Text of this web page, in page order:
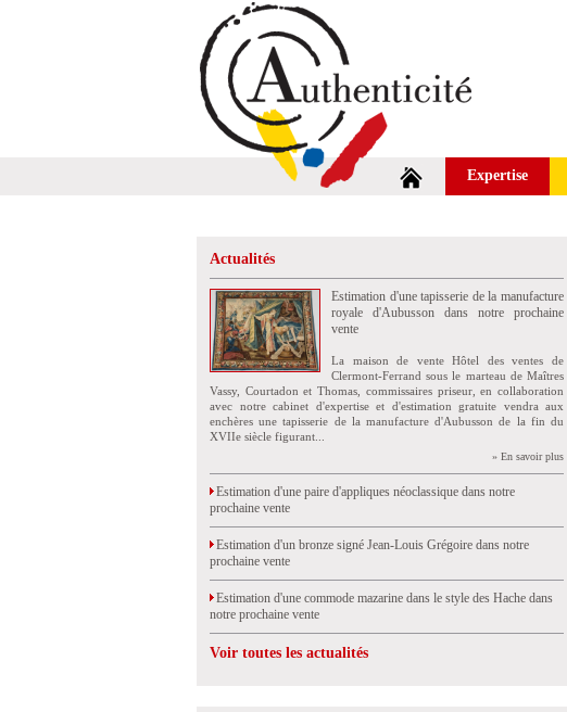
Expertise
Actualités
Estimation d'une tapisserie de la manufacture
royale d'Aubusson dans notre prochaine
vente
La maison de vente Hôtel des ventes de
Clermont-Ferrand sous le marteau de Maîtres
Vassy, Courtadon et Thomas, commissaires priseur, en collaboration
avec notre cabinet d'expertise et d'estimation gratuite vendra aux
enchères une tapisserie de la manufacture d'Aubusson de la fin du
XVIIe siècle figurant...
» En savoir plus
Estimation d'une paire d'appliques néoclassique dans notre
prochaine vente
Estimation d'un bronze signé Jean-Louis Grégoire dans notre
prochaine vente
Estimation d'une commode mazarine dans le style des Hache dans
notre prochaine vente
Voir toutes les actualités